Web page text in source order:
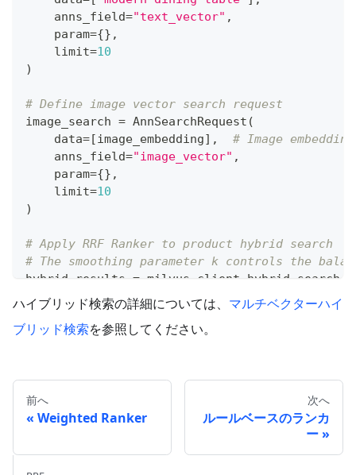
    anns_field
="text_vector" ,
    param
={} ,
    limit
=10
)
# Define image vector search request
image_search = AnnSearchRequest (
    data
=[image_embedding] ,
# Image
    anns_field
="image_vector" ,
    param
={} ,
    limit
=10
)
# Apply RRF Ranker to product hybrid search
# The smoothing parameter k controls the
hybrid_results = milvus_client hybrid_search
    collection_name
[
text_search , image_search ] ,
# Multiple
    ranker
=rerank,
# Apply the RRF ranker
)
ハイブリッド検索の詳細については、 マルチベクターハイ
ブリッド検索を参照してください。
前へ
Weighted Ranker
次へ
ルールベースのランカ
ー